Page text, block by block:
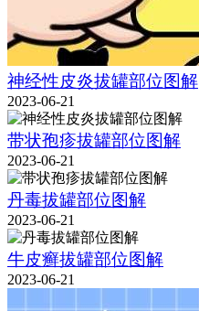
神经性皮炎拔罐部位图解
2023-06-21
带状孢疹拔罐部位图解
2023-06-21
丹毒拔罐部位图解
2023-06-21
牛皮癣拔罐部位图解
2023-06-21